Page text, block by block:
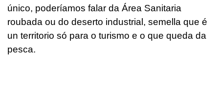
único, poderíamos falar da Área Sanitaria
roubada ou do deserto industrial, semella que é
un territorio só para o turismo e o que queda da
pesca.